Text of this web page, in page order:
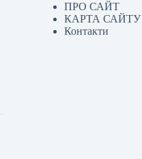
ПРО САЙТ
КАРТА САЙТУ
Контакти